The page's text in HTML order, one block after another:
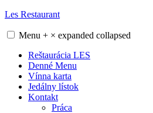
Skip
content
Les Restaurant
Menu + × expanded collapsed
Reštaurácia LES
Denné Menu
Vínna karta
Jedálny lístok
Kontakt
Práca